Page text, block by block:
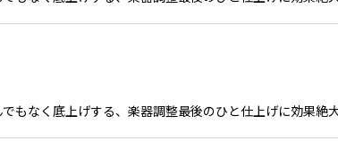
なく底上げする、楽器調整最後のひと仕上げに効果絶